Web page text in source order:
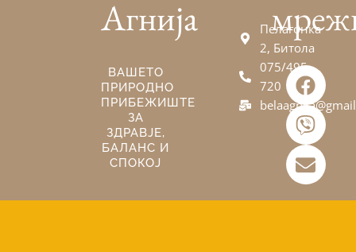
Агнија
ВАШЕТО
ПРИРОДНО
ПРИБЕЖИШТЕ
ЗА
ЗДРАВЈЕ,
БАЛАНС И
СПОКОЈ
Пелагонка
2, Битола
075/495-
720
F
a
c
e
b
o
V
i
b
e
r
E
n
v
e
l
o